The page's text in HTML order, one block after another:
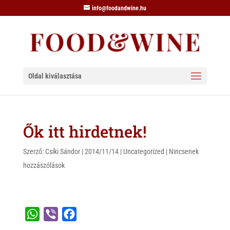
info@foodandwine.hu
Oldal kiválasztása
Ők itt hirdetnek!
Szerző: Csíki Sándor|2014/11/14| Uncategorized | Nincsenek
hozzászólások